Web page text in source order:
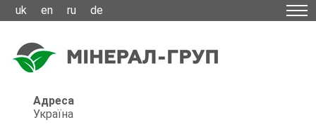
Адреса
Україна
uk en ru de